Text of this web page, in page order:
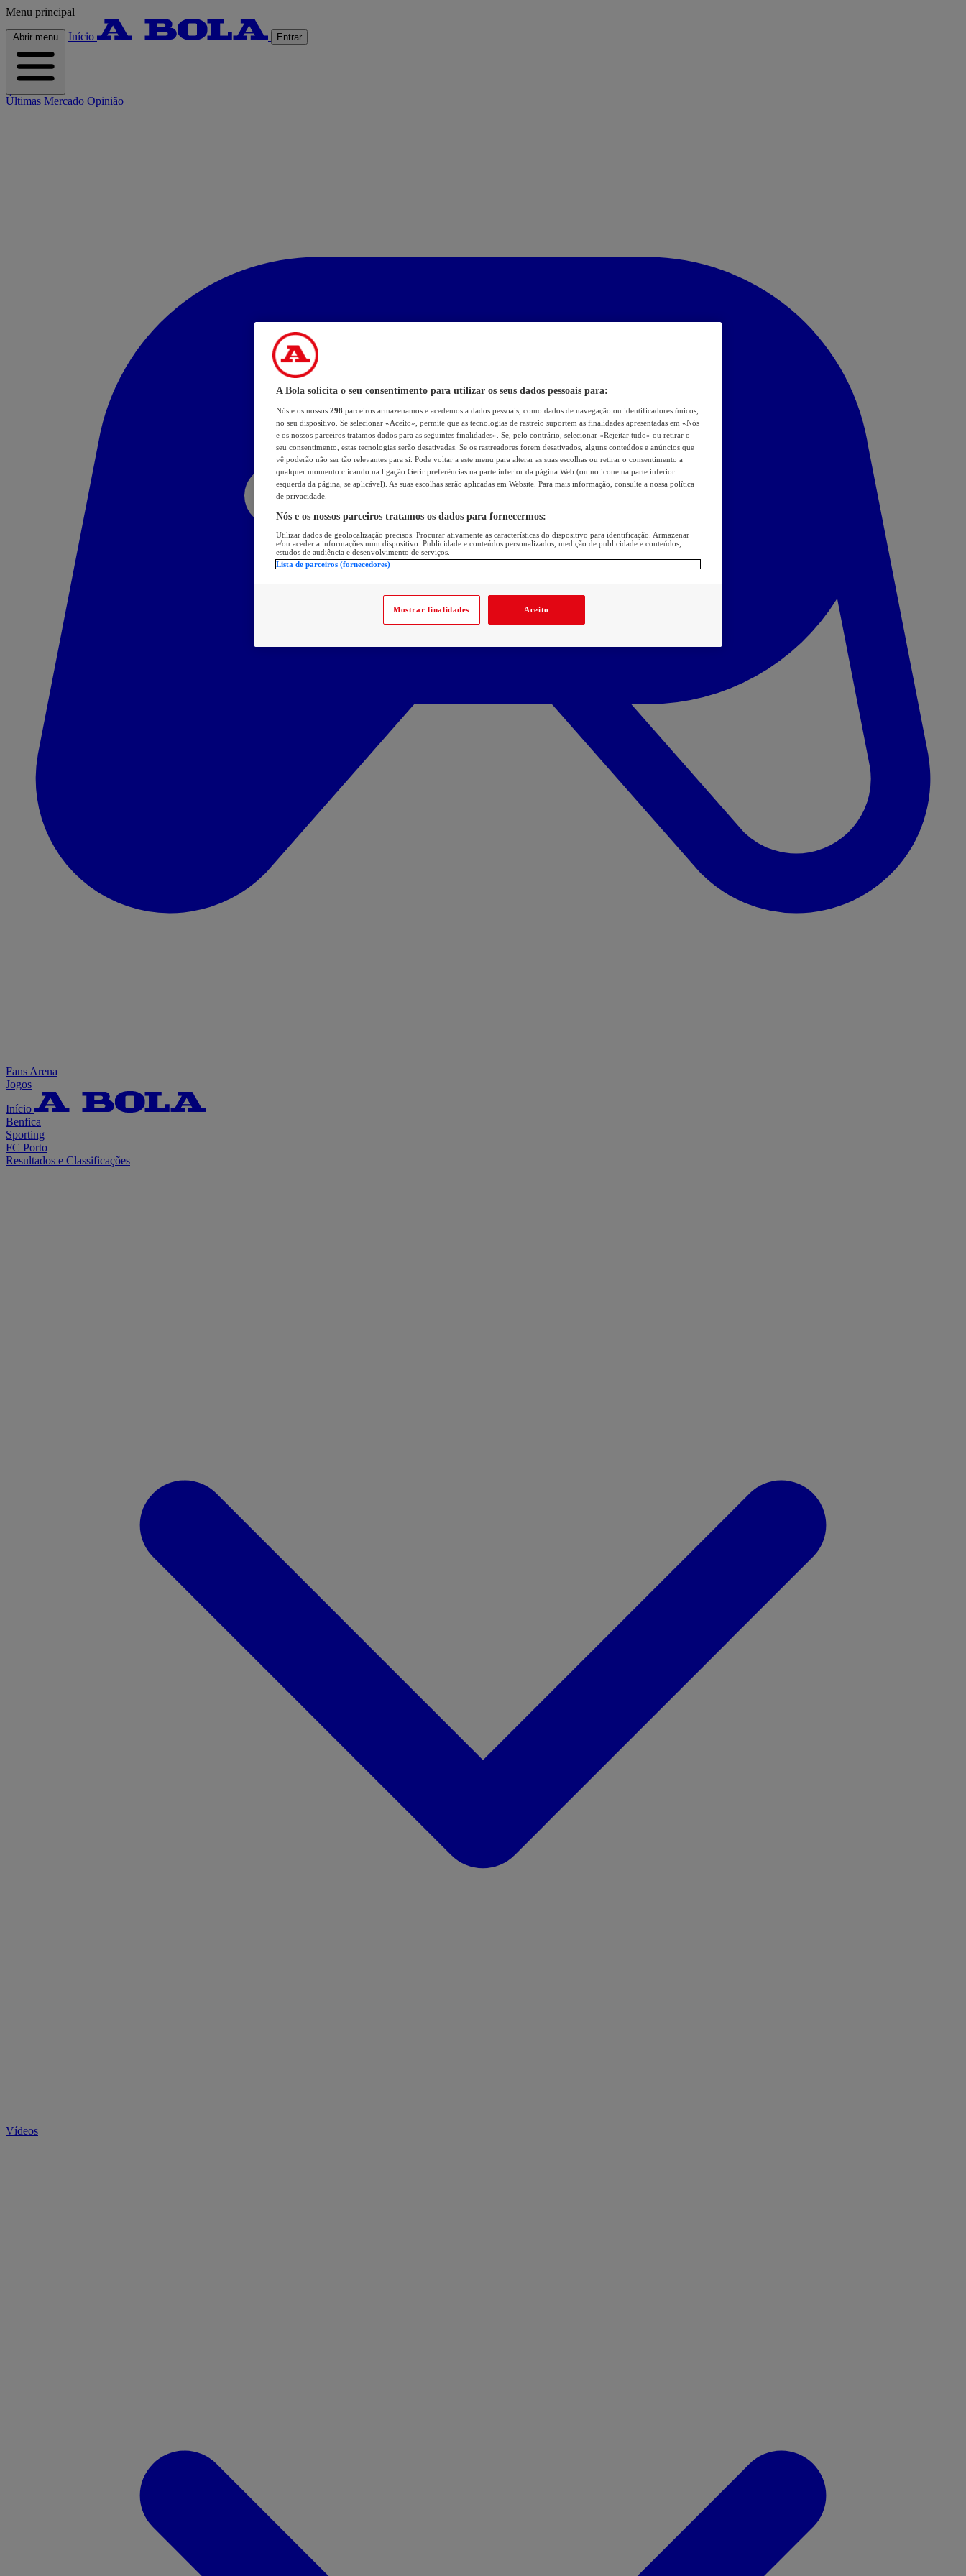
Menu principal
Abrir menu Início Entrar
Últimas Mercado Opinião
Fans Arena
Jogos
Início
Benfica
Sporting
FC Porto
Resultados e Classificações
Vídeos
A Bola solicita o seu consentimento para utilizar os seus dados pessoais para:
Nós e os nossos 298 parceiros armazenamos e acedemos a dados pessoais, como dados de navegação ou identificadores únicos,
no seu dispositivo. Se selecionar «Aceito», permite que as tecnologias de rastreio suportem as finalidades apresentadas em «Nós
e os nossos parceiros tratamos dados para as seguintes finalidades». Se, pelo contrário, selecionar «Rejeitar tudo» ou retirar o
seu consentimento, estas tecnologias serão desativadas. Se os rastreadores forem desativados, alguns conteúdos e anúncios que
vê poderão não ser tão relevantes para si. Pode voltar a este menu para alterar as suas escolhas ou retirar o consentimento a
qualquer momento clicando na ligação Gerir preferências na parte inferior da página Web (ou no ícone na parte inferior
esquerda da página, se aplicável). As suas escolhas serão aplicadas em Website. Para mais informação, consulte a nossa política
de privacidade.
Nós e os nossos parceiros tratamos os dados para fornecermos:
Utilizar dados de geolocalização precisos. Procurar ativamente as características do dispositivo para identificação. Armazenar
e/ou aceder a informações num dispositivo. Publicidade e conteúdos personalizados, medição de publicidade e conteúdos,
estudos de audiência e desenvolvimento de serviços.
Lista de parceiros (fornecedores)
Mostrar finalidades Aceito